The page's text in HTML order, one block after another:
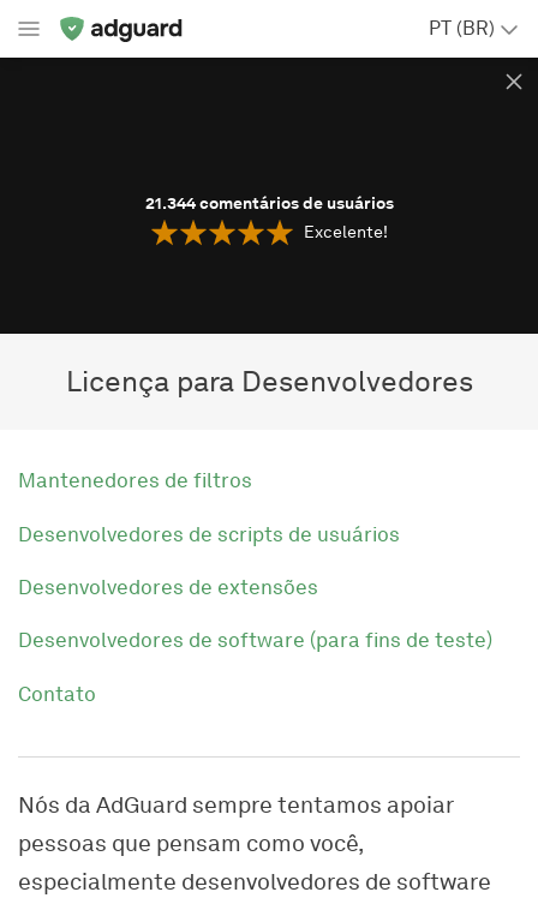
PT (BR)
21.344comentários de usuários
Excelente!
Licença para Desenvolvedores
Nós da AdGuard sempre tentamos apoiar
pessoas que pensam como você,
especialmente desenvolvedores de software
Mantenedores de filtros
Desenvolvedores de scripts de usuários
Desenvolvedores de extensões
Desenvolvedores de software (para fins de teste)
Contato